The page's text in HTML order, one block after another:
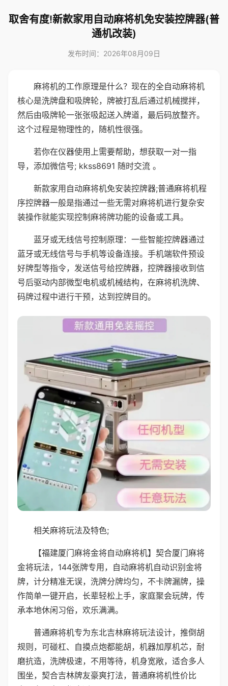
取舍有度!新款家用自动麻将机免安装控牌器(普
通机改装)
发布时间：2026年08月09日
麻将机的工作原理是什么？现在的全自动麻将机
核心是洗牌盘和吸牌轮，牌被打乱后通过机械搅拌，
然后由吸牌轮一张张吸起送入牌道，最后码放整齐。
这个过程是物理性的，随机性很强。
若你在仪器使用上需要帮助，想获取一对一指
导，添加微信号; kkss8691 随时交流 。
新款家用自动麻将机免安装控牌器;普通麻将机程
序控牌器一般是指通过一些无需对麻将机进行复杂安
装操作就能实现控制麻将牌功能的设备或工具。
蓝牙或无线信号控制原理：一些智能控牌器通过
蓝牙或无线信号与手机等设备连接。手机端软件预设
好牌型等指令，发送信号给控牌器，控牌器接收到信
号后驱动内部微型电机或机械结构，在麻将机洗牌、
码牌过程中进行干预，达到控牌目的。
相关麻将玩法及特色;
【福建厦门麻将金将自动麻将机】契合厦门麻将
金将玩法，144张牌专用，自动麻将机自动识别金将
牌，计分精准无误，洗牌分牌均匀，不卡牌漏牌，操
作简单一键开启，长辈轻松上手，家庭聚会玩牌，传
承本地休闲习俗，欢乐满满。
普通麻将机专为东北吉林麻将玩法设计，推倒胡
规则，可碰杠、自摸点炮都能胡，机器加厚机芯，耐
磨抗造，洗牌极速，不用等待，机身宽敞，适合多人
围坐，契合吉林牌友豪爽打法，普通麻将机性价比